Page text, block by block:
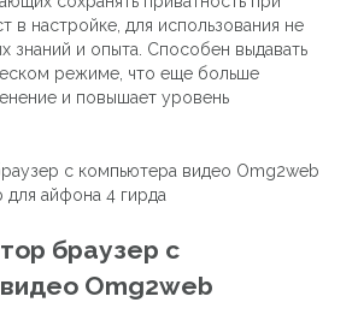
в настройке, для использования не
знаний и опыта. Способен выдавать
режиме, что еще больше
и повышает уровень
браузер с
Omg2web